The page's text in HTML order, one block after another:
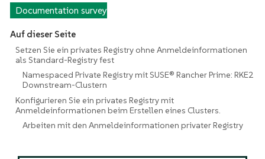
Documentation survey
Auf dieser Seite
Setzen Sie ein privates Registry ohne Anmeldeinformationen
als Standard-Registry fest
Namespaced Private Registry mit SUSE® Rancher Prime: RKE2
Downstream-Clustern
Konfigurieren Sie ein privates Registry mit
Anmeldeinformationen beim Erstellen eines Clusters.
Arbeiten mit den Anmeldeinformationen privater Registry